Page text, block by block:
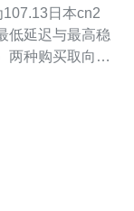
低延迟与最高稳
两种购买取向。
果目标是最低